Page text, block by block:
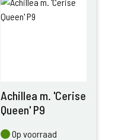
Achillea m. 'Cerise
Queen' P9
Op voorraad
Op voorraad